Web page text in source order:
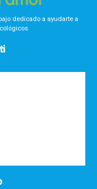
dedicado a ayudarte a